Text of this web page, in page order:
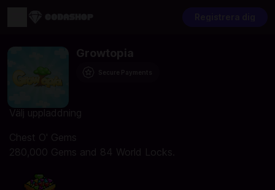
Growtopia
Välj uppladdning
Chest O' Gems
280,000 Gems and 84 World Locks.